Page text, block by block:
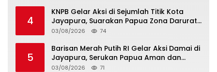
4
KNPB Gelar Aksi di Sejumlah Titik Kota
Jayapura, Suarakan Papua Zona Darurat
Militer dan Kemanusiaan
03/08/2026 74
5
Barisan Merah Putih RI Gelar Aksi Damai di
Jayapura, Serukan Papua Aman dan
Damai
03/08/2026 71